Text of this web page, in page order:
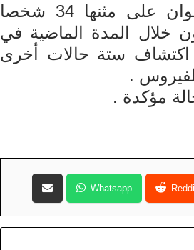
تم اكتشافها بعد إخضاع شاحنة كانت قادمة من تطوان على مثنها 34 شخصا
خلال المدة الماضية في
اكتشاف ستة حالات أخرى
.
Whatsapp